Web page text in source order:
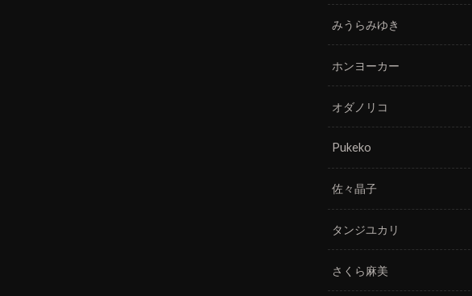
みうらみゆき
ホンヨーカー
オダノリコ
Pukeko
佐々晶子
タンジユカリ
さくら麻美